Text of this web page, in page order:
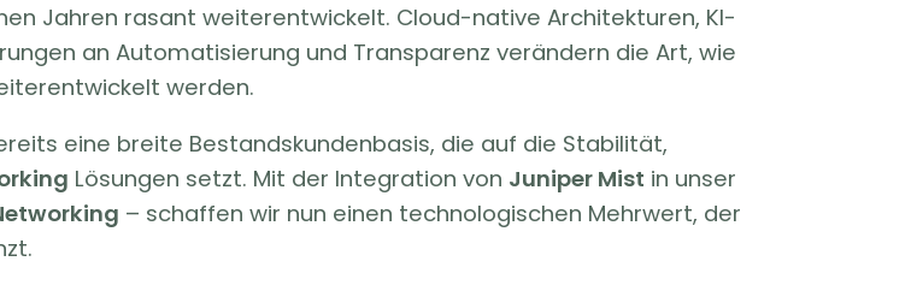
Jahren rasant weiterentwickelt. Cloud-native Architekturen, KI-
an Automatisierung und Transparenz verändern die Art, wie
werden.
eine breite Bestandskundenbasis, die auf die Stabilität,
Lösungen setzt. Mit der Integration von Juniper Mist in unser
– schaffen wir nun einen technologischen Mehrwert, der